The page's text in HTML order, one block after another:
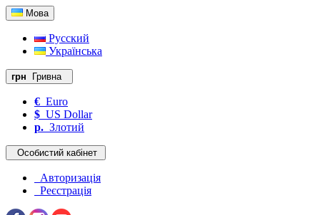
Мова
Русский
Українська
грн Гривна
€ Euro
$ US Dollar
р. Злотий
Особистий кабінет
Авторизація
Реєстрація